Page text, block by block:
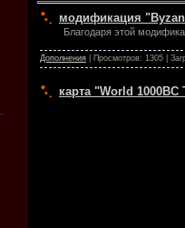
модификация
Благодаря этой
Дополнения | Просмотров: 1305 |
карта "World